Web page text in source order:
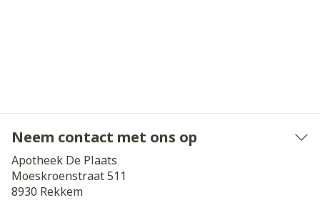
Neem contact met ons op
Apotheek De Plaats
Moeskroenstraat 511
8930 Rekkem